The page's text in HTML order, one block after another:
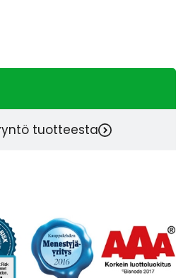
tuotteesta